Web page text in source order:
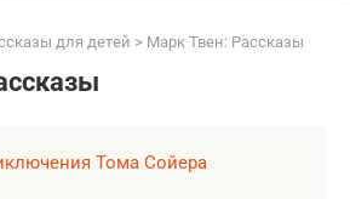
для детей > Марк Твен: Рассказы
Тома Сойера